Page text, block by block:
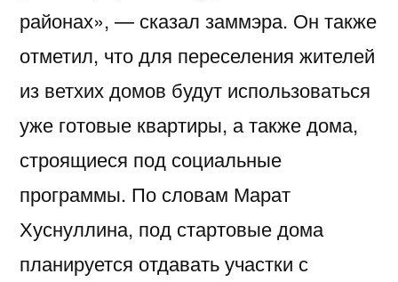
районах», — сказал заммэра. Он также
отметил, что для переселения жителей
из ветхих домов будут использоваться
уже готовые квартиры, а также дома,
строящиеся под социальные
программы. По словам Марат
Хуснуллина, под стартовые дома
планируется отдавать участки с